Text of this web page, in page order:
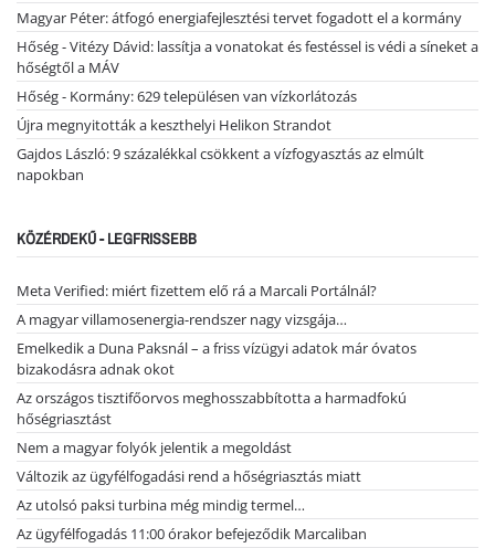
Magyar Péter: átfogó energiafejlesztési tervet fogadott el a kormány
Hőség - Vitézy Dávid: lassítja a vonatokat és festéssel is védi a síneket a
hőségtől a MÁV
Hőség - Kormány: 629 településen van vízkorlátozás
Újra megnyitották a keszthelyi Helikon Strandot
Gajdos László: 9 százalékkal csökkent a vízfogyasztás az elmúlt
napokban
KÖZÉRDEKŰ - LEGFRISSEBB
Meta Verified: miért fizettem elő rá a Marcali Portálnál?
A magyar villamosenergia-rendszer nagy vizsgája…
Emelkedik a Duna Paksnál – a friss vízügyi adatok már óvatos
bizakodásra adnak okot
Az országos tisztifőorvos meghosszabbította a harmadfokú
hőségriasztást
Nem a magyar folyók jelentik a megoldást
Változik az ügyfélfogadási rend a hőségriasztás miatt
Az utolsó paksi turbina még mindig termel…
Az ügyfélfogadás 11:00 órakor befejeződik Marcaliban